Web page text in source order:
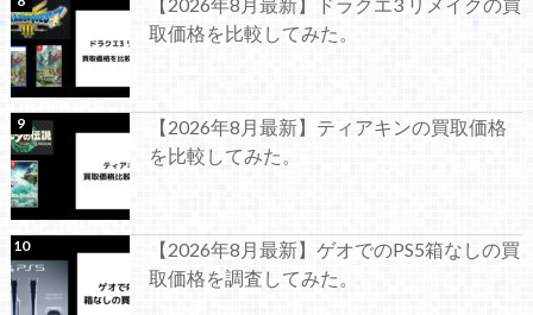
取価格を比較してみた。
【2026年8月最新】ティアキンの買取価格
を比較してみた。
【2026年8月最新】ゲオでのPS5箱なしの買
取価格を調査してみた。